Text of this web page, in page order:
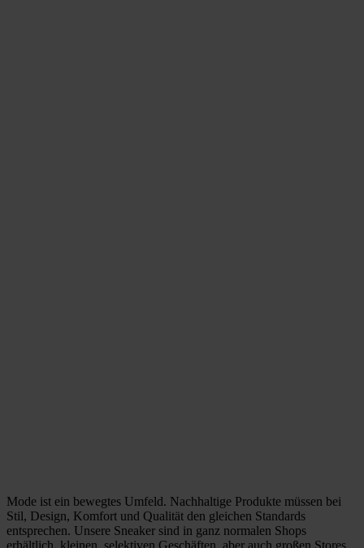
Mode ist ein bewegtes Umfeld. Nachhaltige Produkte müssen bei
Stil, Design, Komfort und Qualität den gleichen Standards
entsprechen. Unsere Sneaker sind in ganz normalen Shops
erhältlich, kleinen, selektiven Geschäften, aber auch großen Stores.